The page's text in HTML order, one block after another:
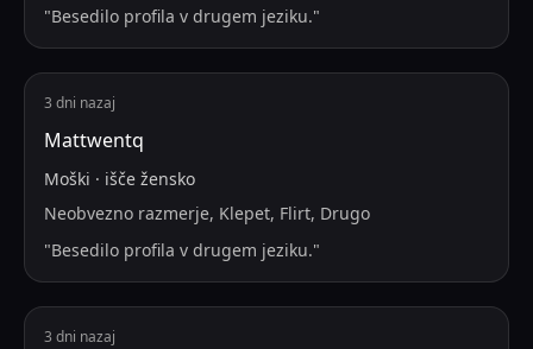
"Besedilo profila v drugem jeziku."
3 dni nazaj
Mattwentq
Moški · išče žensko
Neobvezno razmerje, Klepet, Flirt, Drugo
"Besedilo profila v drugem jeziku."
3 dni nazaj